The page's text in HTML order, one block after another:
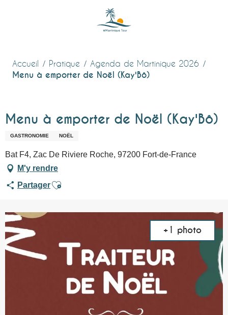
Accueil Pratique Agenda de Martinique 2026
Menu à emporter de Noël (Kay'Bô)
Menu à emporter de Noël (Kay'Bô)
GASTRONOMIE NOËL
Bat F4, Zac De Riviere Roche, 97200 Fort-de-France
M'y rendre
PartagerAjouter aux favoris
+1 photo